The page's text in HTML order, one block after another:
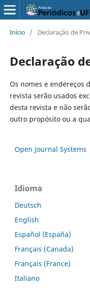
Início / Declaração de
Declaração
Os nomes e endereços
revista serão usados
desta revista e não
outro propósito ou a
Open Journal Systems
Idioma
Deutsch
English
Español (España)
Français (Canada)
Français (France)
Italiano